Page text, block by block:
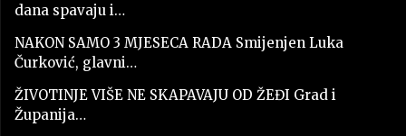
dana spavaju i…
NAKON SAMO 3 MJESECA RADA Smijenjen Luka
Čurković, glavni…
ŽIVOTINJE VIŠE NE SKAPAVAJU OD ŽEĐI Grad i
Županija…